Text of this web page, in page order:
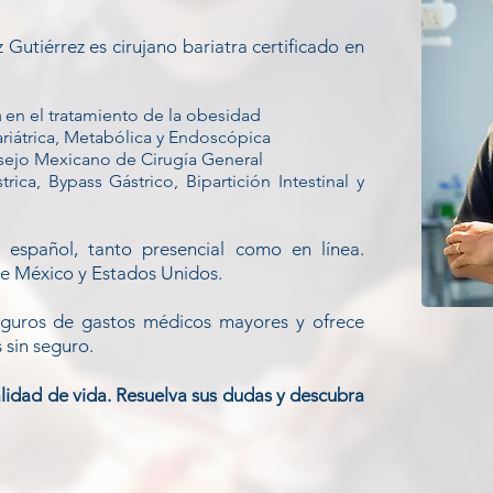
Gutiérrezes cirujano bariatra certificado en
en el tratamiento de la obesidad
Metabólica y Endoscópica
Mexicano de Cirugía General
Bypass Gástrico, Bipartición Intestinal y
tanto presencial como en línea.
México y Estados Unidos.
de gastos médicos mayores y ofrece
seguro.
de vida. Resuelva sus dudas y descubra